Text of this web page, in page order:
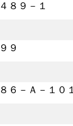
８９－１
９
６－Ａ－１０１